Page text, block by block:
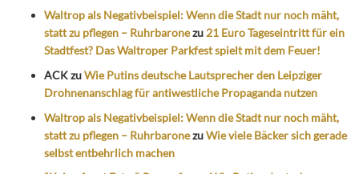
Waltrop als Negativbeispiel: Wenn die Stadt nur noch mäht,
statt zu pflegen – Ruhrbaronezu 21 Euro Tageseintritt für ein
Stadtfest? Das Waltroper Parkfest spielt mit dem Feuer!
ACKzuWie Putins deutsche Lautsprecher den Leipziger
Drohnenanschlag für antiwestliche Propaganda nutzen
Waltrop als Negativbeispiel: Wenn die Stadt nur noch mäht,
statt zu pflegen – RuhrbaronezuWie viele Bäcker sich gerade
selbst entbehrlich machen